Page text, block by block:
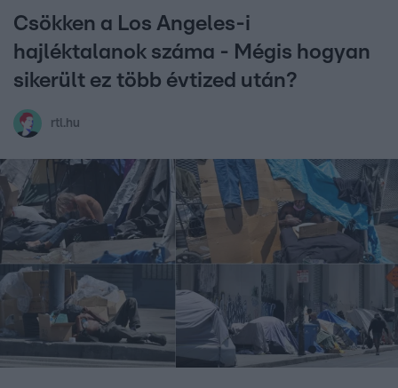
Csökken a Los Angeles-i
hajléktalanok száma - Mégis hogyan
sikerült ez több évtized után?
rtl.hu